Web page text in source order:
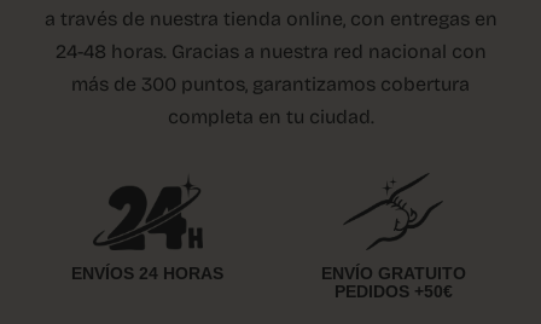
a través de nuestra tienda online, con entregas en
24-48 horas. Gracias a nuestra red nacional con
más de 300 puntos, garantizamos cobertura
completa en tu ciudad.
ENVÍOS 24 HORAS
ENVÍO GRATUITO
PEDIDOS +50€